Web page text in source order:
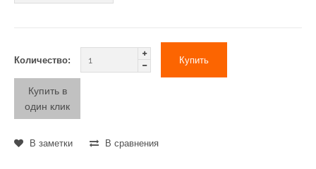
Количество:
Купить в
один клик
В заметки В сравнения